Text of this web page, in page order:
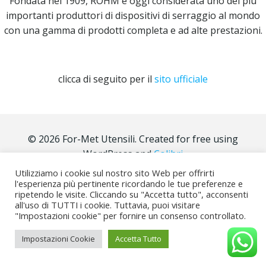
importanti produttori di dispositivi di serraggio al mondo
con una gamma di prodotti completa e ad alte prestazioni.
clicca di seguito per il sito ufficiale
© 2026 For-Met Utensili. Created for free using
WordPress and Colibri
Utilizziamo i cookie sul nostro sito Web per offrirti
l'esperienza più pertinente ricordando le tue preferenze e
ripetendo le visite. Cliccando su "Accetta tutto", acconsenti
all'uso di TUTTI i cookie. Tuttavia, puoi visitare
"Impostazioni cookie" per fornire un consenso controllato.
Impostazioni Cookie Accetta Tutto